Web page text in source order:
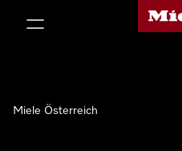
Miele-
Miele Österreich